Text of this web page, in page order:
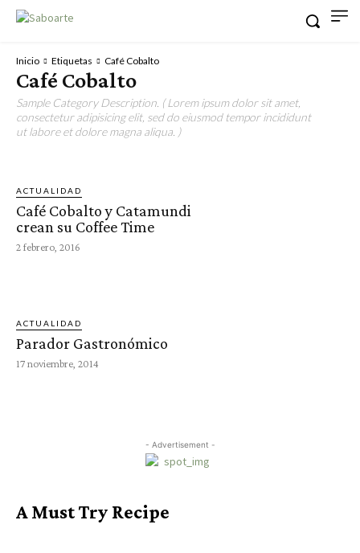
Inicio Etiquetas Café Cobalto
Café Cobalto
Sample Category Description. ( Lorem ipsum dolor sit amet,
consectetur adipisicing elit, sed do eiusmod tempor incididunt
ut labore et dolore magna aliqua. )
ACTUALIDAD
Café Cobalto y Catamundi
crean su Coffee Time
2 febrero, 2016
ACTUALIDAD
Parador Gastronómico
17 noviembre, 2014
- Advertisement -
A Must Try Recipe